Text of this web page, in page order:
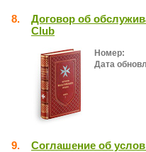
8.
Договор об
Club
Номер:
Дата
9. Соглашение об